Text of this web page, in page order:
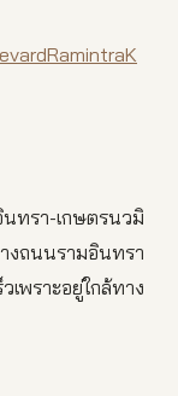
นทรา-เกษตรนวมิ
ถนนรามอินทรา
เพราะอยู่ใกล้ทาง